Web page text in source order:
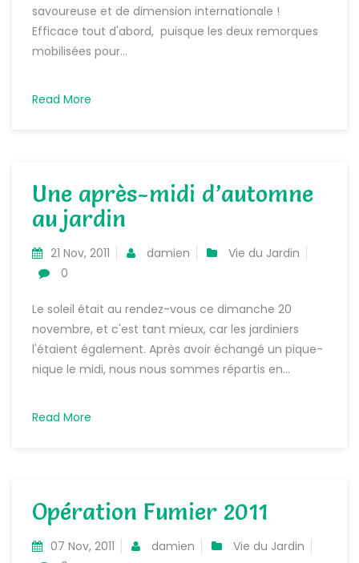
savoureuse et de dimension internationale !
Efficace tout d'abord, puisque les deux remorques
mobilisées pour...
Read More
Une après-midi d’automne
au jardin
21 Nov, 2011 damien
Vie du Jardin
0
Le soleil était au rendez-vous ce dimanche 20
novembre, et c'est tant mieux, car les jardiniers
l'étaient également. Après avoir échangé un pique-
nique le midi, nous nous sommes répartis en...
Read More
Opération Fumier 2011
07 Nov, 2011 damien
Vie du Jardin